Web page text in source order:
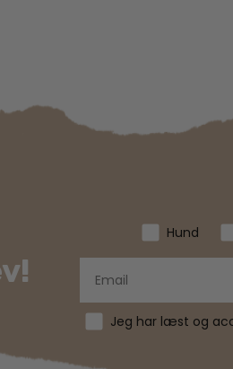
Hund
Jeg har læst og